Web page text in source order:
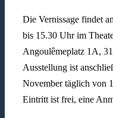
Die Vernissage findet
bis 15.30 Uhr im
Angoulêmeplatz 1A,
Ausstellung ist
November täglich von
Eintritt ist frei, eine